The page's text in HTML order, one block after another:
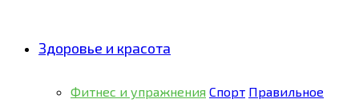
Здоровье и красота
Фитнес и упражнения Спорт Правильное